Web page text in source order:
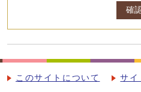
確
このサイトについて サイ